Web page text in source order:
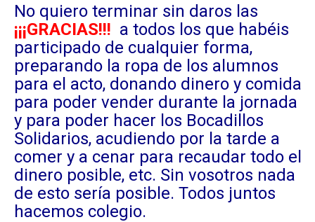
No quiero terminar sin daros las
¡¡¡GRACIAS!!! a todos los que habéis
participado de cualquier forma,
preparando la ropa de los alumnos
para el acto, donando dinero y comida
para poder vender durante la jornada
y para poder hacer los Bocadillos
Solidarios, acudiendo por la tarde a
comer y a cenar para recaudar todo el
dinero posible, etc. Sin vosotros nada
de esto sería posible. Todos juntos
hacemos colegio.